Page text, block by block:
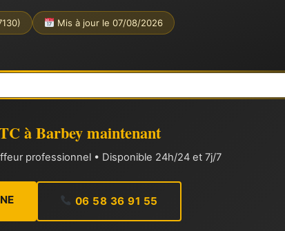
Mis à jour le 07/08/2026
à Barbey maintenant
professionnel • Disponible 24h/24 et 7j/7
06 58 36 91 55